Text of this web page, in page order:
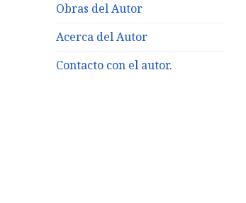
Obras del Autor
Acerca del Autor
Contacto con el autor.